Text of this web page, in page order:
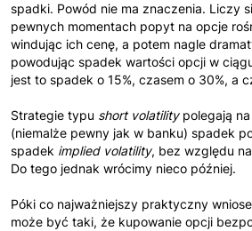
spadki. Powód nie ma znaczenia. Liczy
pewnych momentach popyt na opcje
windując ich cenę, a potem nagle
powodując spadek wartości opcji w
jest to spadek o 15%, czasem o 30%, a
Strategie typu short volatilitypolegają
(niemalże pewny jak w banku) spadek
spadek implied volatility, bez względu
Do tego jednak wrócimy nieco później.
Póki co najważniejszy praktyczny
może być taki, że kupowanie opcji